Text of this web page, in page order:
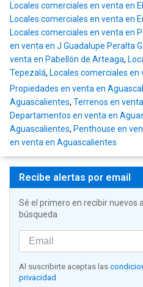
Locales comerciales en venta en
Locales comerciales en venta en
Locales comerciales en venta en
en venta en J Guadalupe Peralta
venta en Pabellón de Arteaga,
Tepezalá, Locales comerciales
Propiedades en venta en
Aguascalientes, Terrenos en
Departamentos en venta en
Aguascalientes, Penthouse en
en venta en Aguascalientes
Recibe alertas por email
Sé el primero en recibir nuevos
búsqueda
Al suscribirte aceptas las
privacidad